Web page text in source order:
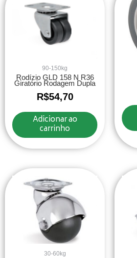
90-150kg
Rodízio GLD 158 N R36
Giratório Rodagem Dupla
R$54,70
Adicionar ao
carrinho
30-60kg